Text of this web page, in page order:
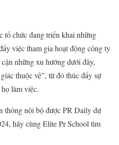
tổ chức đang triển khai những
việc tham gia hoạt động công ty
những xu hướng dưới đây,
thuộc về”, từ đó thúc đẩy sự
làm việc.
thông nội bộ được PR Daily dự
hãy cùng Elite Pr School tìm